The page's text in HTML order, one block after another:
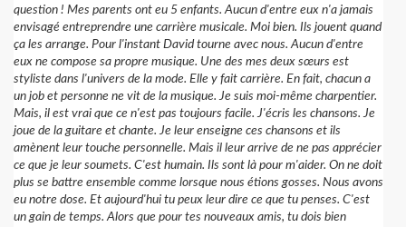
question ! Mes parents ont eu 5 enfants. Aucun d'entre eux n'a jamais
envisagé entreprendre une carrière musicale. Moi bien. Ils jouent quand
ça les arrange. Pour l'instant David tourne avec nous. Aucun d'entre
eux ne compose sa propre musique. Une des mes deux sœurs est
styliste dans l'univers de la mode. Elle y fait carrière. En fait, chacun a
un job et personne ne vit de la musique. Je suis moi-même charpentier.
Mais, il est vrai que ce n'est pas toujours facile. J'écris les chansons. Je
joue de la guitare et chante. Je leur enseigne ces chansons et ils
amènent leur touche personnelle. Mais il leur arrive de ne pas apprécier
ce que je leur soumets. C'est humain. Ils sont là pour m'aider. On ne doit
plus se battre ensemble comme lorsque nous étions gosses. Nous avons
eu notre dose. Et aujourd'hui tu peux leur dire ce que tu penses. C'est
un gain de temps. Alors que pour tes nouveaux amis, tu dois bien